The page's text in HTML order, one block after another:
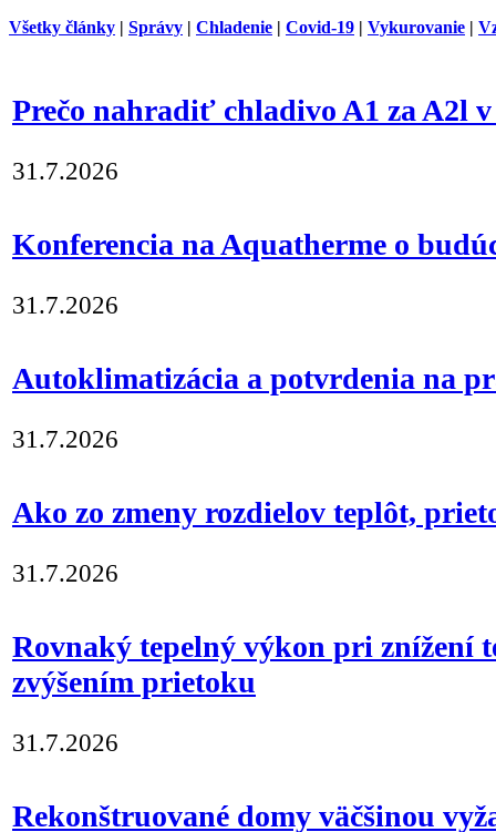
Všetky články | Správy | Chladenie | Covid-19 | Vykurovanie |
Prečo nahradiť chladivo A1 za A2l
31.7.2026
Konferencia na Aquatherme o
31.7.2026
Autoklimatizácia a potvrdenia na
31.7.2026
Ako zo zmeny rozdielov teplôt,
31.7.2026
Rovnaký tepelný výkon pri znížení
zvýšením prietoku
31.7.2026
Rekonštruované domy väčšinou